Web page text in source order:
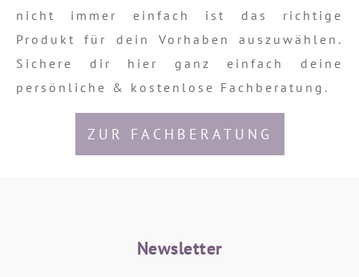
nicht immer einfach ist das richtige
Produkt für dein Vorhaben auszuwählen.
Sichere dir hier ganz einfach deine
persönliche & kostenlose Fachberatung.
ZUR FACHBERATUNG
Newsletter